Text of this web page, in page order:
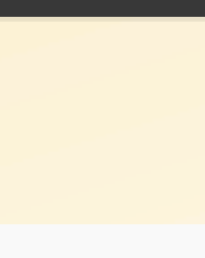
UdiceUdiceUniverzalni štapovi